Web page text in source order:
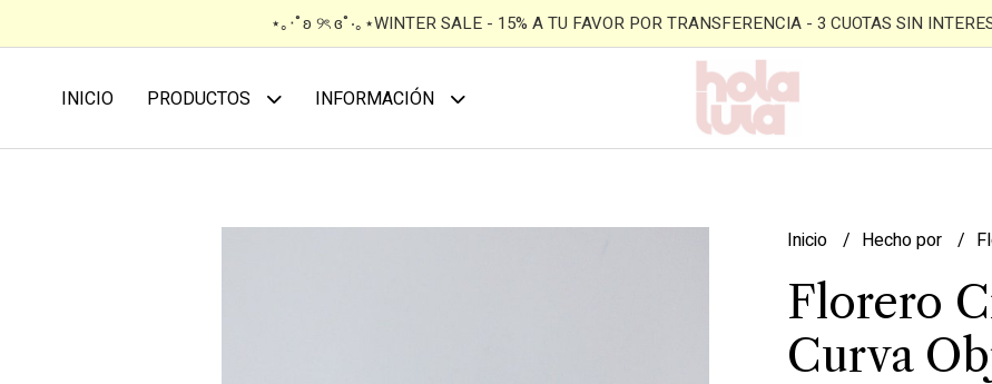
⋆｡‧˚ʚ ୨ৎ ɞ˚‧｡⋆WINTER SALE - 15% A TU FAVOR POR TRANSFERENCIA - 3 CUOTAS SIN
INICIO PRODUCTOS INFORMACIÓN
Inicio Hecho por
Florero
Curva